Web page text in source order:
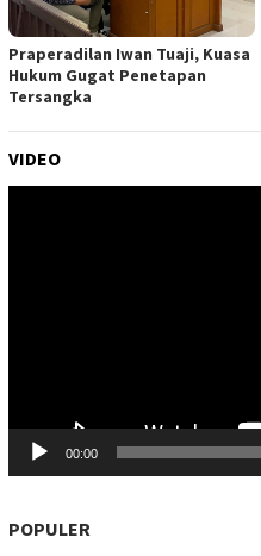
Praperadilan Iwan Tuaji, Kuasa
Hukum Gugat Penetapan
Tersangka
VIDEO
00:00
POPULER